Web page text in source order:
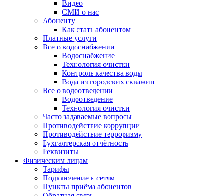
Видео
СМИ о нас
Абоненту
Как стать абонентом
Платные услуги
Все о водоснабжении
Водоснабжение
Технология очистки
Контроль качества воды
Вода из городских скважин
Все о водоотведении
Водоотведение
Технология очистки
Часто задаваемые вопросы
Противодействие коррупции
Противодействие терроризму
Бухгалтерская отчётность
Реквизиты
Физическим лицам
Тарифы
Подключение к сетям
Пункты приёма абонентов